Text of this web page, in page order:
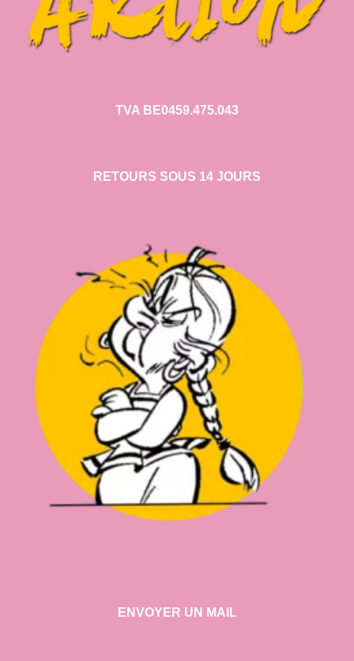
TVA BE0459.475.043
RETOURS SOUS 14 JOURS
ENVOYER UN MAIL